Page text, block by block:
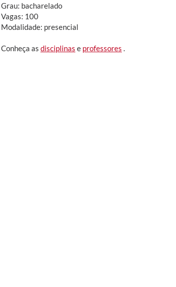
Grau: bacharelado
Vagas: 100
Modalidade: presencial
Conheça as disciplinas e professores .